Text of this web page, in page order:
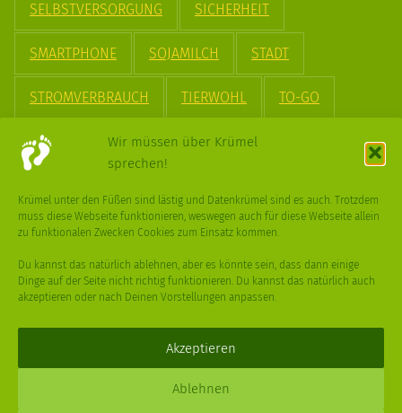
Wir müssen über Krümel
sprechen!
Krümel unter den Füßen sind lästig und Datenkrümel sind es auch. Trotzdem
muss diese Webseite funktionieren, weswegen auch für diese Webseite allein
zu funktionalen Zwecken Cookies zum Einsatz kommen.
Du kannst das natürlich ablehnen, aber es könnte sein, dass dann einige
Dinge auf der Seite nicht richtig funktionieren. Du kannst das natürlich auch
akzeptieren oder nach Deinen Vorstellungen anpassen.
Akzeptieren
Ablehnen
SELBSTVERSORGUNG SICHERHEIT
SMARTPHONE SOJAMILCH STADT
STROMVERBRAUCH TIERWOHL TO-GO
TREND UPCYCLING VEGAN
WEIHNACHTSBAUM WINTER
XPDT : Marken & Kommunikation